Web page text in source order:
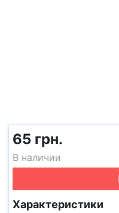
65 грн.
В наличии
Характеристики